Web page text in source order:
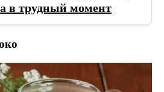
в трудный момент